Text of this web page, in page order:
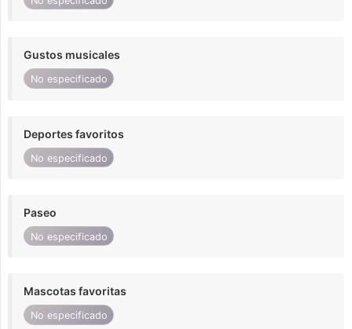
Gustos musicales
No especificado
Deportes favoritos
No especificado
Paseo
No especificado
Mascotas favoritas
No especificado